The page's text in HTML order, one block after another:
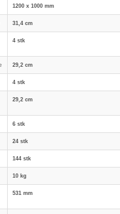
1200 x 1000 mm
31,4 cm
4 stk
29,2 cm
4 stk
29,2 cm
6 stk
24 stk
144 stk
10 kg
531 mm